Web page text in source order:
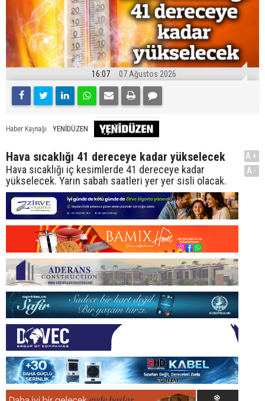
16:07 07 Ağustos 2026
Haber Kaynağı YENİDÜZEN
Hava sıcaklığı 41 dereceye kadar yükselecek
Hava sıcaklığı iç kesimlerde 41 dereceye kadar
yükselecek. Yarın sabah saatleri yer yer sisli olacak.
A+
A-